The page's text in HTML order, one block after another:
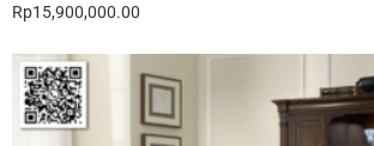
Rp15,900,000.00